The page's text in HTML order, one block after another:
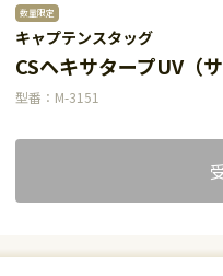
数量限定
キャプテンスタッグ
CSヘキサタープUV（
型番：M-3151